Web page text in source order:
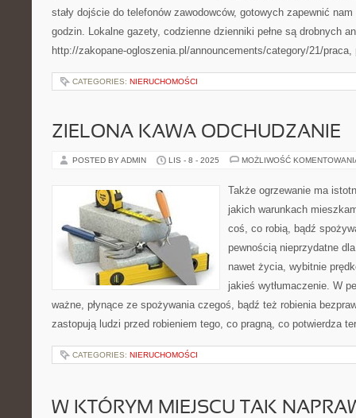
stały dojście do telefonów zawodowców, gotowych zapewnić nam
godzin. Lokalne gazety, codzienne dzienniki pełne są drobnych
http://zakopane-ogloszenia.pl/announcements/category/21/
CATEGORIES: NIERUCHOMOŚCI
ZIELONA KAWA ODCHUDZANIE
POSTED BY ADMIN LIS - 8 - 2025 MOŻLIWOŚĆ
Także ogrzewanie ma
jakich warunkach
coś, co robią, bądź
pewnością nieprzydatne
nawet życia, wybitnie
jakieś wytłumaczenie. W
ważne, płynące ze spożywania czegoś, bądź też robienia
zastopują ludzi przed robieniem tego, co pragną, co potwierdza
CATEGORIES: NIERUCHOMOŚCI
W KTÓRYM MIEJSCU TAK